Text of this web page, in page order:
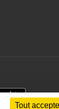
Tout